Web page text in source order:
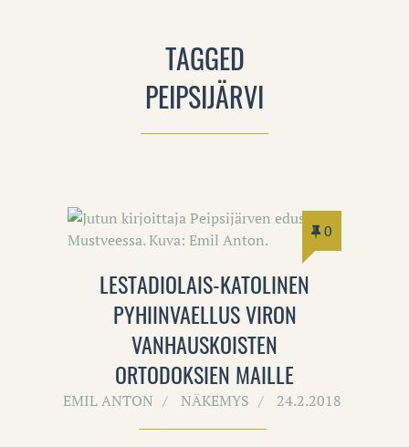
TAGGED
PEIPSIJÄRVI
0
LESTADIOLAIS-KATOLINEN
PYHIINVAELLUS VIRON
VANHAUSKOISTEN
ORTODOKSIEN MAILLE
EMIL ANTON NÄKEMYS 24.2.2018